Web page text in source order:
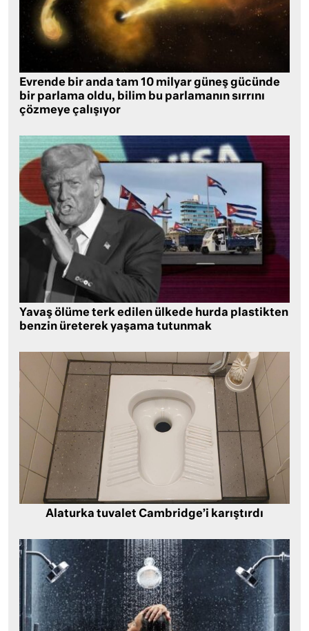
Evrende bir anda tam 10 milyar güneş gücünde
bir parlama oldu, bilim bu parlamanın sırrını
çözmeye çalışıyor
Yavaş ölüme terk edilen ülkede hurda plastikten
benzin üreterek yaşama tutunmak
Alaturka tuvalet Cambridge’i karıştırdı